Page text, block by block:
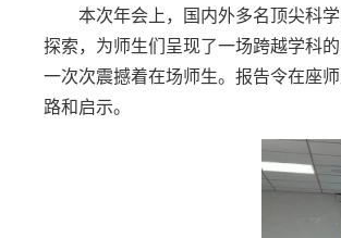
本次年会上，国内外多名顶尖科
探索，为师生们呈现了一场跨越学科
一次次震撼着在场师生。报告令在座
路和启示。